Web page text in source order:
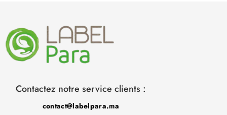
Contactez notre service clients :
contact@labelpara.ma